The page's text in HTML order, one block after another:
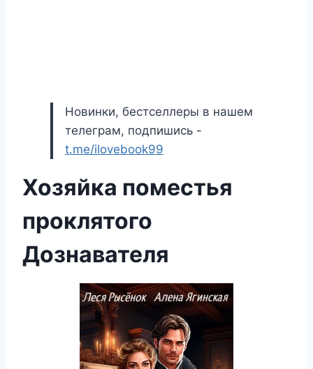
Новинки, бестселлеры в нашем
телеграм, подпишись -
t.me/ilovebook99
Хозяйка поместья
проклятого
Дознавателя